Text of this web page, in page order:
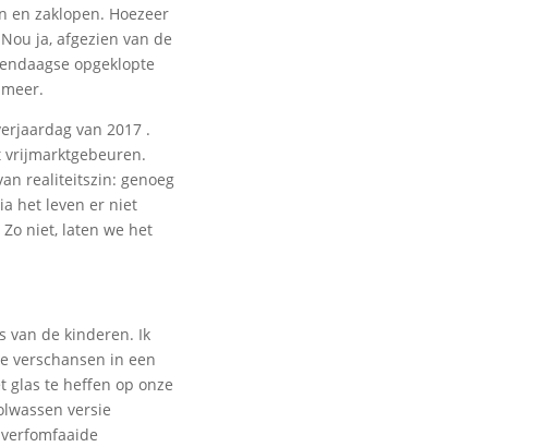
en zaklopen. Hoezeer
ja, afgezien van de
opgeklopte
van 2017 .
vrijmarktgebeuren.
realiteitszin: genoeg
het leven er niet
niet, laten we het
van de kinderen. Ik
verschansen in een
glas te heffen op onze
versie